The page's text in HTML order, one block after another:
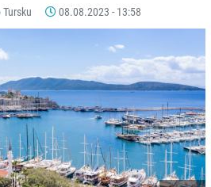
08.08.2023 - 13:58